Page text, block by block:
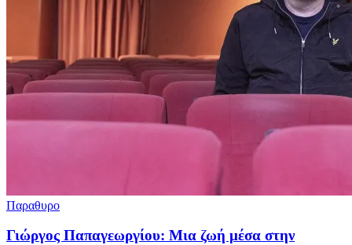
Παραθυρο
Γιώργος Παπαγεωργίου: Μια ζωή μέσα στην